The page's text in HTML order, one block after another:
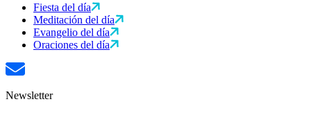
Fiesta del día
Meditación del día
Evangelio del día
Oraciones del día
Newsletter